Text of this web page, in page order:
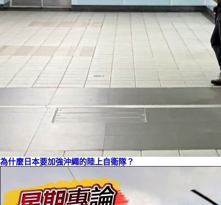
為什麼日本要加強沖繩的陸上自衛隊？